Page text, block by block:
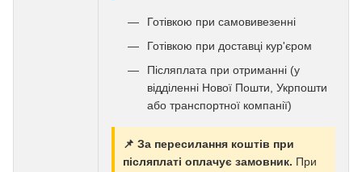
Готівкою при самовивезенні
Готівкою при доставці кур'єром
Післяплата при отриманні (у
відділенні Нової Пошти, Укрпошти
або транспортної компанії)
📌 За пересилання коштів при
післяплаті оплачує замовник. При